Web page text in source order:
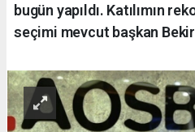
bugün yapıldı. Katılımın
seçimi mevcut başkan